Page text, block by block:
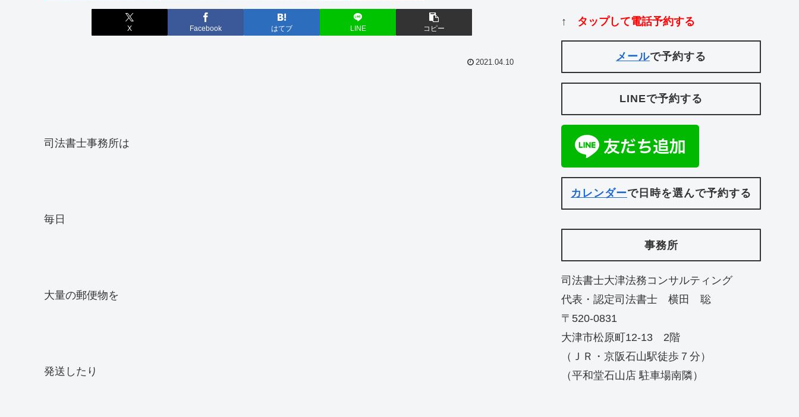
X Facebook はてブ LINE コピー
2021.04.10
司法書士事務所は
毎日
大量の郵便物を
発送したり
↑ タップして電話予約する
メールで予約する
LINEで予約する
カレンダーで日時を選んで予約する
事務所
司法書士大津法務コンサルティング
代表・認定司法書士 横田 聡
〒520-0831
大津市松原町12-13 2階
（ＪＲ・京阪石山駅徒歩７分）
（平和堂石山店 駐車場南隣）